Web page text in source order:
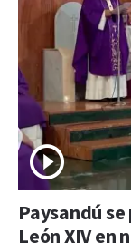
Paysandú
León XIV en